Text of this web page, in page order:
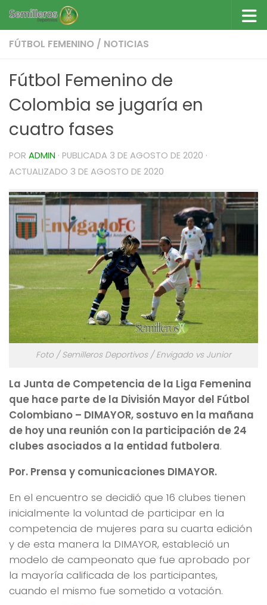
Saltar al contenido
FÚTBOL FEMENINO / NOTICIAS
Fútbol Femenino de
Colombia se jugaría en
cuatro fases
POR ADMIN · PUBLICADA 3 DE AGOSTO DE 2020 ·
ACTUALIZADO 3 DE AGOSTO DE 2020
Foto / Semilleros Deportivos / Envigado vs Junior
La Junta de Competencia de la Liga Femenina
que hace parte de la División Mayor del Fútbol
Colombiano – DIMAYOR, sostuvo en la mañana
de hoy una reunión con la participación de 24
clubes asociados a la entidad futbolera.
Por. Prensa y comunicaciones DIMAYOR.
En el encuentro se decidió que 16 clubes tienen
inicialmente la voluntad de participar en la
competencia de mujeres para su cuarta edición
y de esta manera la DIMAYOR, estableció un
modelo de campeonato que fue aprobado por
la mayoría calificada de los participantes,
cuando el mismo fue sometido a votación.